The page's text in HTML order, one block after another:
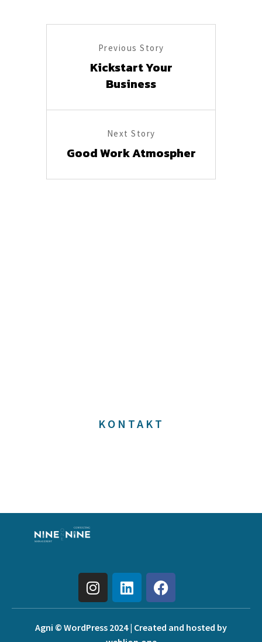
Previous Story
Kickstart Your
Business
Next Story
Good Work Atmospher
KONTAKT
Agni © WordPress 2024 | Created and hosted by